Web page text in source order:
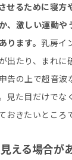
せるために寝方
、激しい運動や
ります。 乳房イ
出たり、まれに
告の上で超音波
見た目だけでな
おきたいところ
える場合が